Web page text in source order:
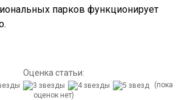
парков функционирует
Оценка статьи:
(пока
оценок нет)